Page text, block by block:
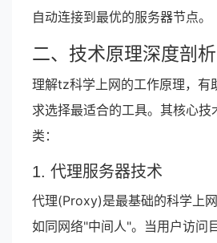
自动连接到最优的服务器节点。
二、技术原理深度剖析
理解tz科学上网的工作原理，有
求选择最适合的工具。其核心技
类：
1. 代理服务器技术
代理(Proxy)是最基础的科学上
如同网络"中间人"。当用户访问